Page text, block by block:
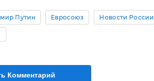
Путин Евросоюз Новости России
Комментарий